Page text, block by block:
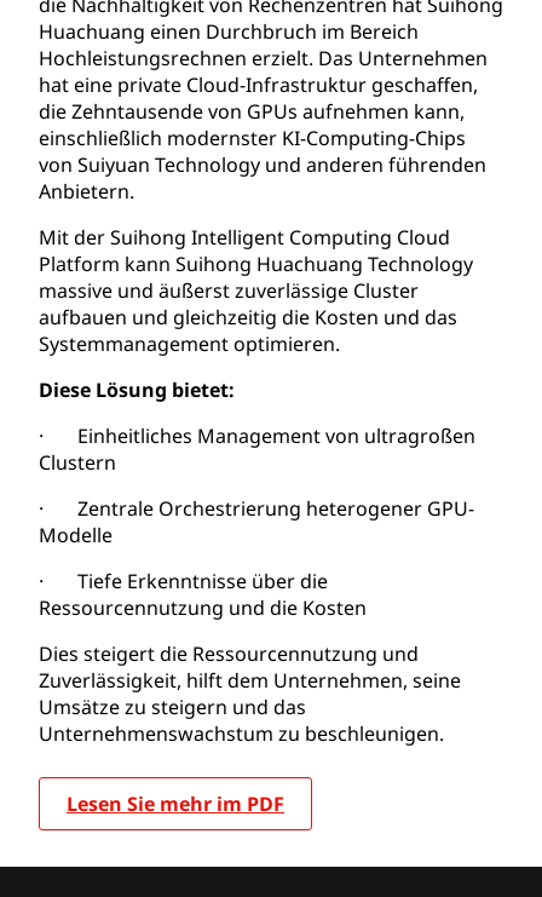
Huachuang einen Durchbruch im Bereich
Hochleistungsrechnen erzielt. Das Unternehmen
hat eine private Cloud-Infrastruktur geschaffen,
die Zehntausende von GPUs aufnehmen kann,
einschließlich modernster KI-Computing-Chips
von Suiyuan Technology und anderen führenden
Anbietern.
Mit der Suihong Intelligent Computing Cloud
Platform kann Suihong Huachuang Technology
massive und äußerst zuverlässige Cluster
aufbauen und gleichzeitig die Kosten und das
Systemmanagement optimieren.
Diese Lösung bietet:
· Einheitliches Management von ultragroßen
Clustern
· Zentrale Orchestrierung heterogener GPU-
Modelle
· Tiefe Erkenntnisse über die
Ressourcennutzung und die Kosten
Dies steigert die Ressourcennutzung und
Zuverlässigkeit, hilft dem Unternehmen, seine
Umsätze zu steigern und das
Unternehmenswachstum zu beschleunigen.
Lesen Sie mehr im PDF